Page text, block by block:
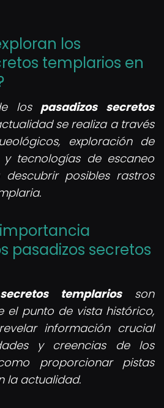
los
templarios en
los pasadizos secretos
se realiza a través
exploración de
y tecnologías de escaneo
posibles rastros
pasadizos secretos
templariosson
el punto de vista histórico,
información crucial
y creencias de los
proporcionar pistas
la actualidad.